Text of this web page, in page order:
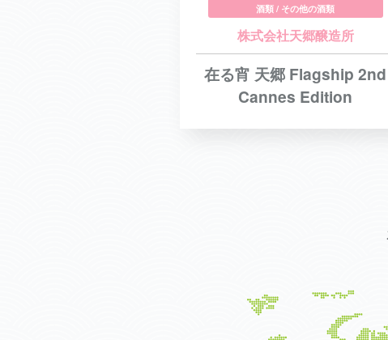
酒類 / その他の酒類
株式会社天郷醸造所
在る宵 天郷 Flagship 2nd
Cannes Edition